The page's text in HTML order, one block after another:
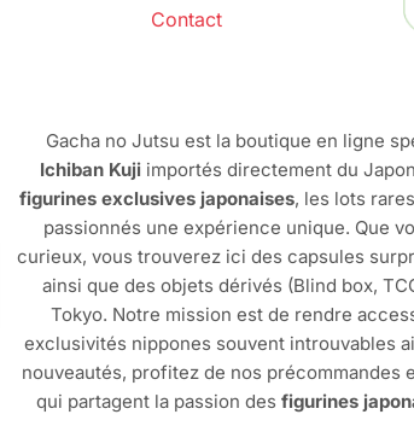
Contact
Gacha no Jutsu est la boutique en ligne
Ichiban Kujiimportés directement du
figurines exclusives japonaises, les lots
passionnés une expérience unique. Que
curieux, vous trouverez ici des capsules
ainsi que des objets dérivés (Blind box,
Tokyo. Notre mission est de rendre
exclusivités nippones souvent introuvables
nouveautés, profitez de nos précommandes
qui partagent la passion des figurines